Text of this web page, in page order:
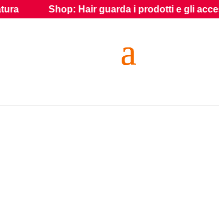
guarda i prodotti e gli accessori per gli effetti